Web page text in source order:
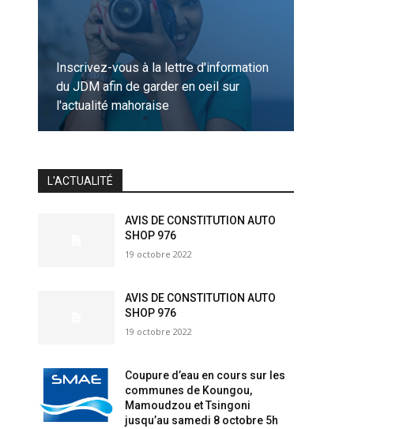
Inscrivez-vous à la lettre d'information
du JDM afin de garder en oeil sur
l'actualité mahoraise
L'ACTUALITÉ
AVIS DE CONSTITUTION AUTO
SHOP 976
19 octobre 2022
AVIS DE CONSTITUTION AUTO
SHOP 976
19 octobre 2022
Coupure d’eau en cours sur les
communes de Koungou,
Mamoudzou et Tsingoni
jusqu’au samedi 8 octobre 5h